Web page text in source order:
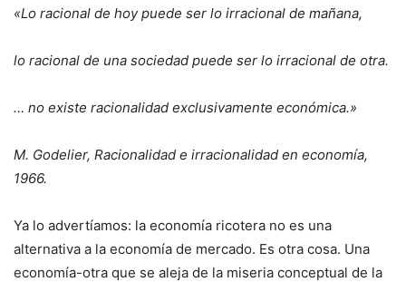
«Lo racional de hoy puede ser lo irracional de mañana,
lo racional de una sociedad puede ser lo irracional de otra.
… no existe racionalidad exclusivamente económica.»
M. Godelier, Racionalidad e irracionalidad en economía,
1966.
Ya lo advertíamos: la economía ricotera no es una
alternativa a la economía de mercado. Es otra cosa. Una
economía-otra que se aleja de la miseria conceptual de la